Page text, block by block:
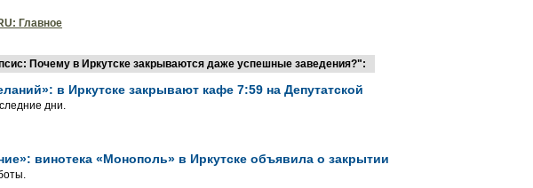
Главное
Почему в Иркутске закрываются даже успешные заведения?":
в Иркутске закрывают кафе 7:59 на Депутатской
дни.
винотека «Монополь» в Иркутске объявила о закрытии